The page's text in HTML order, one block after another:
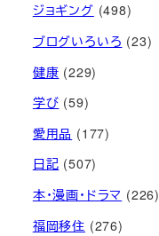
ジョギング (498)
ブログいろいろ (23)
健康 (229)
学び (59)
愛用品 (177)
日記 (507)
本・漫画・ドラマ (226)
福岡移住 (276)